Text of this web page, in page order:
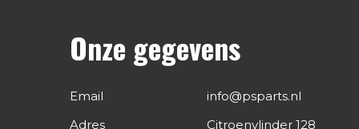
Onze gegevens
Email
info@psparts.nl
Adres
Citroenvlinder 128